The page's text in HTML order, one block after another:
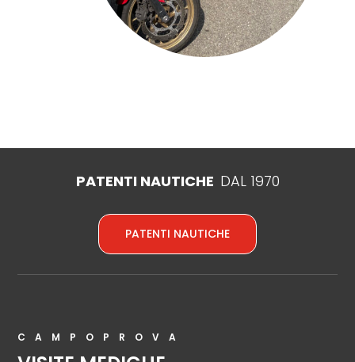
PATENTI NAUTICHE DAL 1970
PATENTI NAUTICHE
CAMPOPROVA